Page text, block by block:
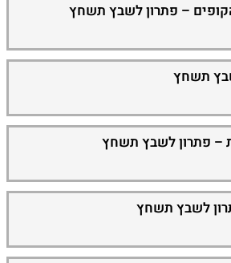
– פתרון לשבץ תשחץ
תשחץ
– פתרון לשבץ תשחץ
לשבץ תשחץ